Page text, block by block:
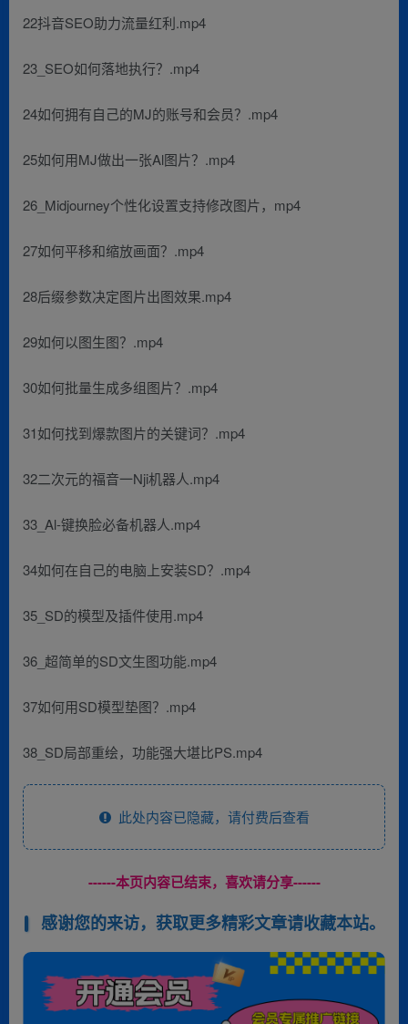
22抖音SEO助力流量红利.mp4
23_SEO如何落地执行？.mp4
24如何拥有自己的MJ的账号和会员？.mp4
25如何用MJ做出一张Al图片？.mp4
26_Midjourney个性化设置支持修改图片，mp4
27如何平移和缩放画面？.mp4
28后缀参数决定图片出图效果.mp4
29如何以图生图？.mp4
30如何批量生成多组图片？.mp4
31如何找到爆款图片的关键词？.mp4
32二次元的福音一Nji机器人.mp4
33_Al-键换脸必备机器人.mp4
34如何在自己的电脑上安装SD？.mp4
35_SD的模型及插件使用.mp4
36_超简单的SD文生图功能.mp4
37如何用SD模型垫图？.mp4
38_SD局部重绘，功能强大堪比PS.mp4
此处内容已隐藏，请付费后查看
------本页内容已结束，喜欢请分享------
感谢您的来访，获取更多精彩文章请收藏本站。